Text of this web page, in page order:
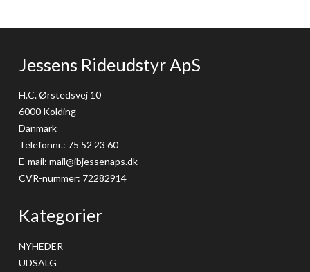
Jessens Rideudstyr ApS
H.C. Ørstedsvej 10
6000 Kolding
Danmark
Telefonnr.: 75 52 23 60
E-mail: mail@ibjessenaps.dk
CVR-nummer: 72282914
Kategorier
NYHEDER
UDSALG